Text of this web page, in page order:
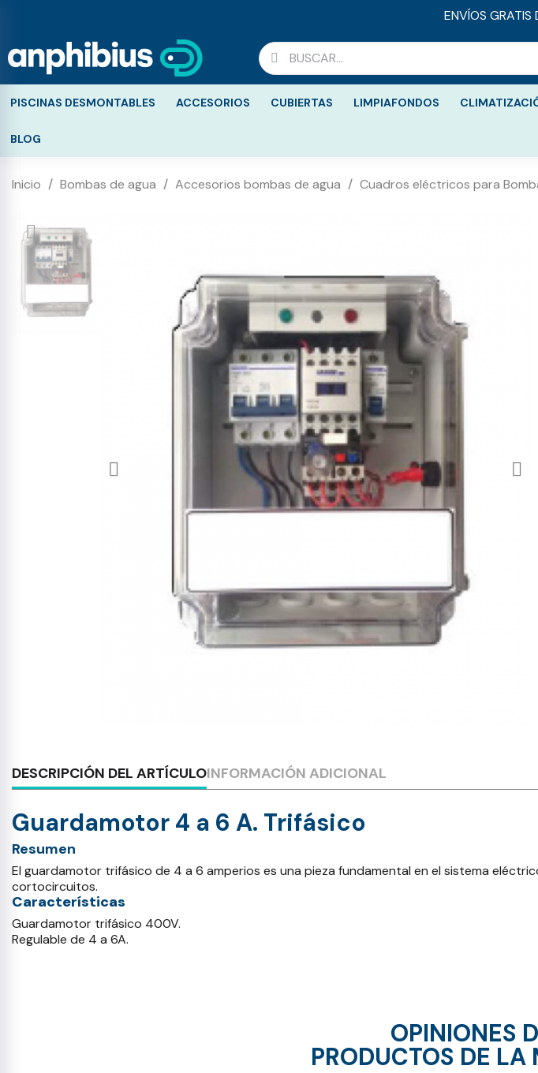
ENVÍOS
PISCINAS DESMONTABLES ACCESORIOS CUBIERTAS LIMPIAFONDOS
BLOG
Inicio Bombas de agua Accesorios bombas de agua Cuadros eléctricos para
DESCRIPCIÓN DEL ARTÍCULOINFORMACIÓN ADICIONAL
Guardamotor 4 a 6 A. Trifásico
Resumen
El guardamotor trifásico de 4 a 6 amperios es una pieza fundamental en el sistema
cortocircuitos.
Características
Guardamotor trifásico 400V.
Regulable de 4 a 6A.
OPINIONES
PRODUCTOS DE